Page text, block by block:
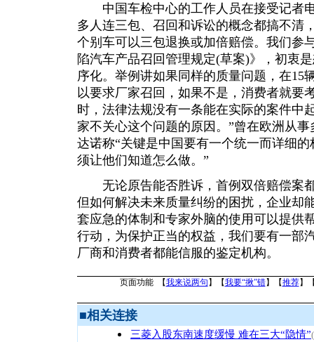
中国车检中心的工作人员在接受记者
多人连三包、召回和诉讼的概念都搞不清
个别车可以三包退换或加倍赔偿。我们参
陷汽车产品召回管理规定(草案)》，初衷
序化。举例讲如果同样的质量问题，在15
以要求厂家召回，如果不是，消费者就要
时，法律法规没有一条能在实际的案件中
家不关心这个问题的原因。”曾在欧洲从
达诺称“关键是中国要有一个统一而详细
须让他们知道怎么做。”
无论原告能否胜诉，首例双倍赔偿案
但如何解决未来质量纠纷的困扰，企业却
套应急的体制和专家外脑的使用可以提供
行动，为保护正当的权益，我们要有一部
厂商和消费者都能信服的鉴定机构。
页面功能 【我来说两句 】【我要“揪”错】【推荐】
■相关连接
三菱入股东南速度缓慢 难在三大“隐情”